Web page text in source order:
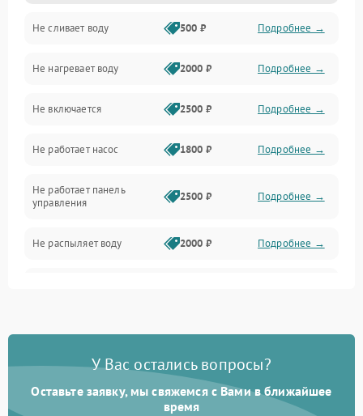
Электропитание
Датчики
Нагрев
Вода
Гигиена
Программное обеспечение
Не сливает воду 500 ₽ Подробнее →
Не нагревает воду 2000 ₽ Подробнее →
Не включается 2500 ₽ Подробнее →
Не работает насос 1800 ₽ Подробнее →
Не работает панель
управления
2500 ₽ Подробнее →
Не распыляет воду 2000 ₽ Подробнее →
Проблемы с набором
Не работает сушилка 2100 ₽ Подробнее →
У Вас остались вопросы?
Оставьте заявку, мы свяжемся с Вами в ближайшее
время